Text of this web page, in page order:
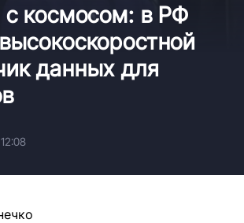
с космосом: в РФ
данных для